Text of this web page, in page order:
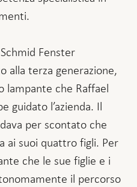
Fenster
alla terza generazione,
lampante che Raffael
guidato l’azienda. Il
per scontato che
ai suoi quattro figli. Per
che le sue figlie e i
il percorso